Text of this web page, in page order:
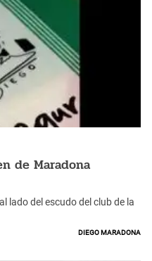
de Maradona
lado del escudo del club de la
Diego Maradona